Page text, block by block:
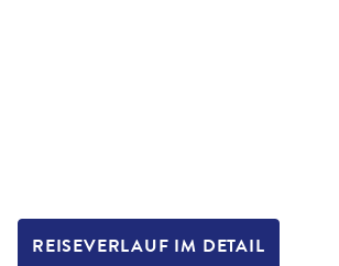
REISEVERLAUF IM DETAIL